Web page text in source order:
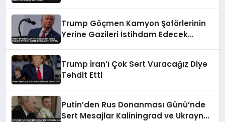
Trump Göçmen Kamyon Şoförlerinin
Yerine Gazileri İstihdam Edecek
Trump İran’ı Çok Sert Vuracağız Diye
Tehdit Etti
Putin’den Rus Donanması Günü’nde
Sert Mesajlar Kaliningrad ve Ukrayna